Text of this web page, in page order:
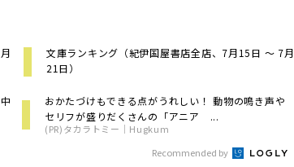
文庫ランキング（紀伊国屋書店全店、7月15日 ～ 7月
21日）
おかたづけもできる点がうれしい！ 動物の鳴き声や
セリフが盛りだくさんの「アニア ...
(PR)タカラトミー｜Hugkum
Recommended by